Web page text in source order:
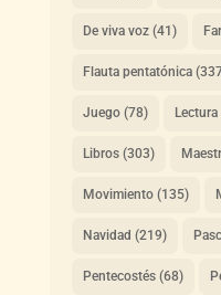
De viva voz(41)
Flauta pentatónica
Juego(78) Lectura
Libros(303)
Movimiento(135)
Navidad (219)
Pentecostés(68)